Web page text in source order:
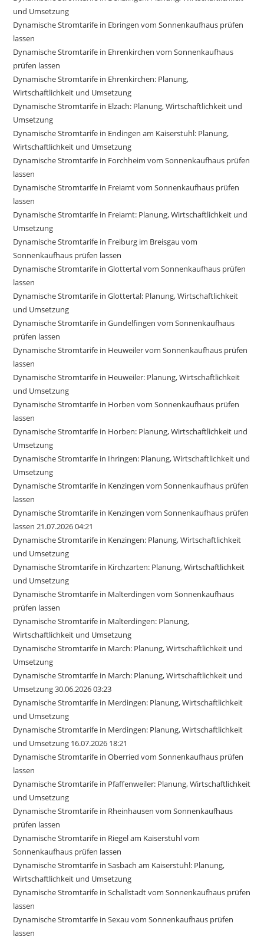
und Umsetzung
Dynamische Stromtarife in Ebringen vom Sonnenkaufhaus prüfen
lassen
Dynamische Stromtarife in Ehrenkirchen vom Sonnenkaufhaus
prüfen lassen
Dynamische Stromtarife in Ehrenkirchen: Planung,
Wirtschaftlichkeit und Umsetzung
Dynamische Stromtarife in Elzach: Planung, Wirtschaftlichkeit und
Umsetzung
Dynamische Stromtarife in Endingen am Kaiserstuhl: Planung,
Wirtschaftlichkeit und Umsetzung
Dynamische Stromtarife in Forchheim vom Sonnenkaufhaus prüfen
lassen
Dynamische Stromtarife in Freiamt vom Sonnenkaufhaus prüfen
lassen
Dynamische Stromtarife in Freiamt: Planung, Wirtschaftlichkeit und
Umsetzung
Dynamische Stromtarife in Freiburg im Breisgau vom
Sonnenkaufhaus prüfen lassen
Dynamische Stromtarife in Glottertal vom Sonnenkaufhaus prüfen
lassen
Dynamische Stromtarife in Glottertal: Planung, Wirtschaftlichkeit
und Umsetzung
Dynamische Stromtarife in Gundelfingen vom Sonnenkaufhaus
prüfen lassen
Dynamische Stromtarife in Heuweiler vom Sonnenkaufhaus prüfen
lassen
Dynamische Stromtarife in Heuweiler: Planung, Wirtschaftlichkeit
und Umsetzung
Dynamische Stromtarife in Horben vom Sonnenkaufhaus prüfen
lassen
Dynamische Stromtarife in Horben: Planung, Wirtschaftlichkeit und
Umsetzung
Dynamische Stromtarife in Ihringen: Planung, Wirtschaftlichkeit und
Umsetzung
Dynamische Stromtarife in Kenzingen vom Sonnenkaufhaus prüfen
lassen
Dynamische Stromtarife in Kenzingen vom Sonnenkaufhaus prüfen
lassen 21.07.2026 04:21
Dynamische Stromtarife in Kenzingen: Planung, Wirtschaftlichkeit
und Umsetzung
Dynamische Stromtarife in Kirchzarten: Planung, Wirtschaftlichkeit
und Umsetzung
Dynamische Stromtarife in Malterdingen vom Sonnenkaufhaus
prüfen lassen
Dynamische Stromtarife in Malterdingen: Planung,
Wirtschaftlichkeit und Umsetzung
Dynamische Stromtarife in March: Planung, Wirtschaftlichkeit und
Umsetzung
Dynamische Stromtarife in March: Planung, Wirtschaftlichkeit und
Umsetzung 30.06.2026 03:23
Dynamische Stromtarife in Merdingen: Planung, Wirtschaftlichkeit
und Umsetzung
Dynamische Stromtarife in Merdingen: Planung, Wirtschaftlichkeit
und Umsetzung 16.07.2026 18:21
Dynamische Stromtarife in Oberried vom Sonnenkaufhaus prüfen
lassen
Dynamische Stromtarife in Pfaffenweiler: Planung, Wirtschaftlichkeit
und Umsetzung
Dynamische Stromtarife in Rheinhausen vom Sonnenkaufhaus
prüfen lassen
Dynamische Stromtarife in Riegel am Kaiserstuhl vom
Sonnenkaufhaus prüfen lassen
Dynamische Stromtarife in Sasbach am Kaiserstuhl: Planung,
Wirtschaftlichkeit und Umsetzung
Dynamische Stromtarife in Schallstadt vom Sonnenkaufhaus prüfen
lassen
Dynamische Stromtarife in Sexau vom Sonnenkaufhaus prüfen
lassen